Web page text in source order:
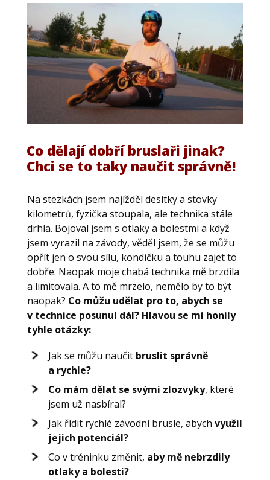
Co dělají dobří bruslaři jinak?
Chci se to taky naučit správně!
Na stezkách jsem najížděl desítky a stovky
kilometrů, fyzička stoupala, ale technika stále
drhla. Bojoval jsem s otlaky a bolestmi a když
jsem vyrazil na závody, věděl jsem, že se můžu
opřít jen o svou sílu, kondičku a touhu zajet to
dobře. Naopak moje chabá technika mě brzdila
a limitovala. A to mě mrzelo, nemělo by to být
naopak? Co můžu udělat pro to, abych se
v technice posunul dál? Hlavou se mi honily
tyhle otázky:
Jak se můžu naučit bruslit správně
a rychle?
Co mám dělat se svými zlozvyky, které
jsem už nasbíral?
Jak řídit rychlé závodní brusle, abych využil
jejich potenciál?
Co v tréninku změnit, aby mě nebrzdily
otlaky a bolesti?